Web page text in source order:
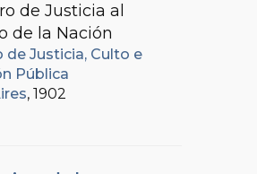
de Justicia al
de la Nación
de Justicia, Culto e
Pública
, 1902